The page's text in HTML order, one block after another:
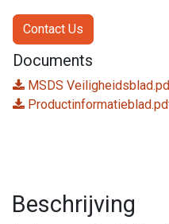
Contact Us
Documents
MSDS
Beschrijving